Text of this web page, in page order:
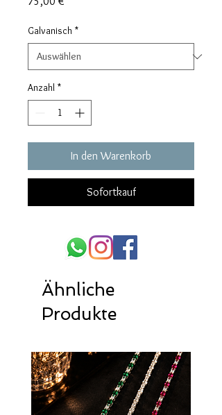
Galvanisch *
Anzahl *
In den Warenkorb
Sofortkauf
Ähnliche
Produkte